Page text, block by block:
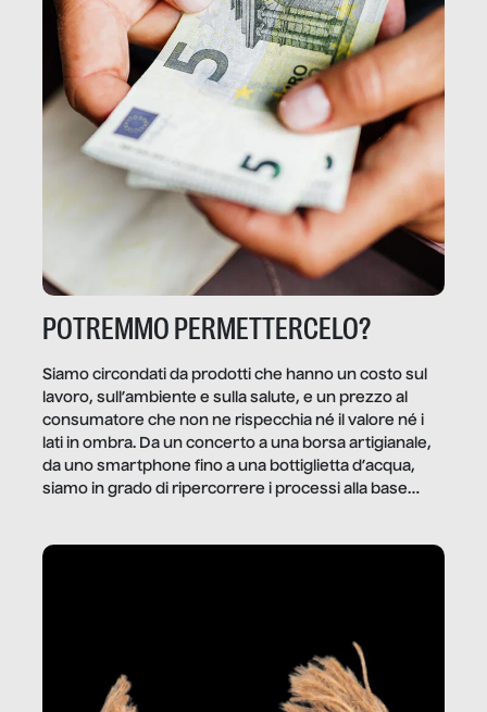
POTREMMO PERMETTERCELO?
Siamo circondati da prodotti che hanno un costo sul
lavoro, sull’ambiente e sulla salute, e un prezzo al
consumatore che non ne rispecchia né il valore né i
lati in ombra. Da un concerto a una borsa artigianale,
da uno smartphone fino a una bottiglietta d’acqua,
siamo in grado di ripercorrere i processi alla base
dietro gli oggetti e i servizi che fanno la nostra vita